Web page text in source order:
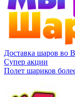
Доставка шаров во
Супер акции
Полет шариков